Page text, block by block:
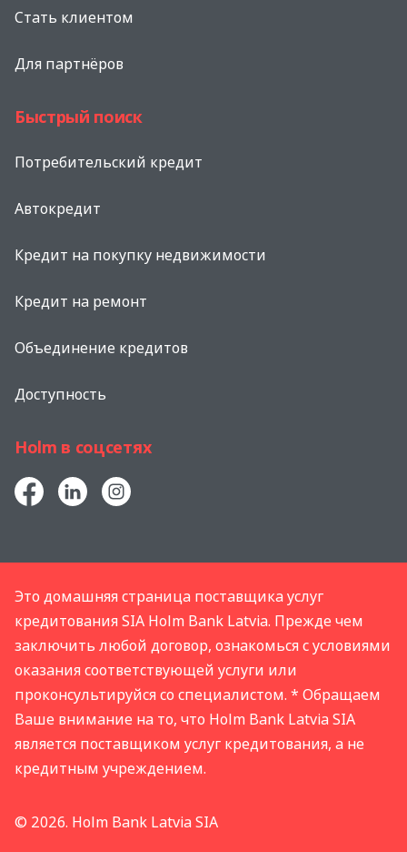
Стать клиентом
Для партнёров
Быстрый поиск
Потребительский кредит
Автокредит
Кредит на покупку недвижимости
Кредит на ремонт
Объединение кредитов
Доступность
Holm в соцсетях
Это домашняя страница поставщика услуг
кредитования SIA Holm Bank Latvia. Прежде чем
заключить любой договор, ознакомься с условиями
оказания соответствующей услуги или
проконсультируйся со специалистом. * Обращаем
Bаше внимание на то, что Holm Bank Latvia SIA
является поставщиком услуг кредитования, а не
кредитным учреждением.
© 2026. Holm Bank Latvia SIA